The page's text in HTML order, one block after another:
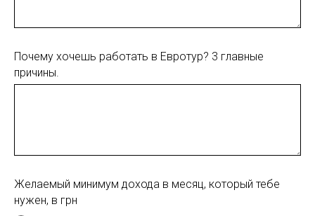
Почему хочешь работать в Евротур? 3 главные
причины.
Желаемый минимум дохода в месяц, который тебе
нужен, в грн